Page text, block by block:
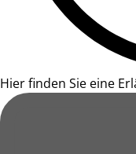
Hier finden Sie eine